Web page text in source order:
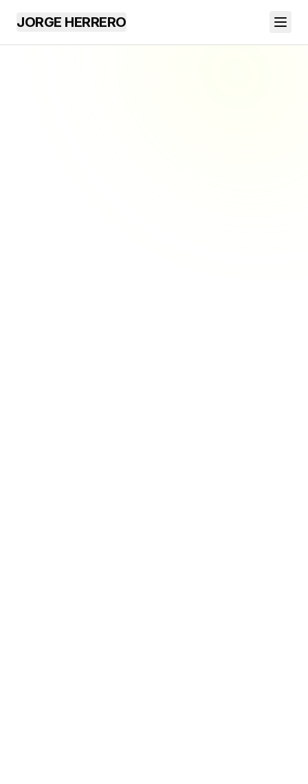
JORGE HERRERO